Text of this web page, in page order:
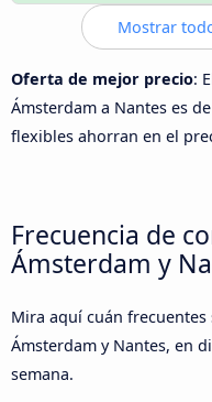
Mostrar
Oferta de mejor precio:
Ámsterdam a Nantes es de
flexibles ahorran en el
Frecuencia de
Ámsterdam y
Mira aquí cuán
Ámsterdam y Nantes, en
semana.